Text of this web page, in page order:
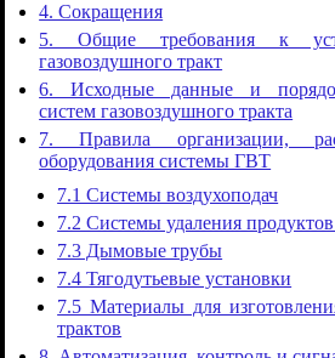
4. Сокращения
5. Общие требования к
газовоздушного тракт
6. Исходные данные и
систем газовоздушного тракта
7. Правила организации,
оборудования системы ГВТ
7.1 Системы воздухоподач
7.2 Системы удаления
7.3 Дымовые трубы
7.4 Тягодутьевые установки
7.5 Материалы для
трактов